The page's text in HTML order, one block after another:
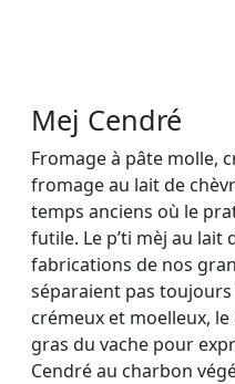
Mej Cendré
Fromage à pâte molle,
fromage au lait de
temps anciens où le
futile. Le p’ti mèj au lait
fabrications de nos
séparaient pas
crémeux et moelleux, le
gras du vache pour
Cendré au charbon